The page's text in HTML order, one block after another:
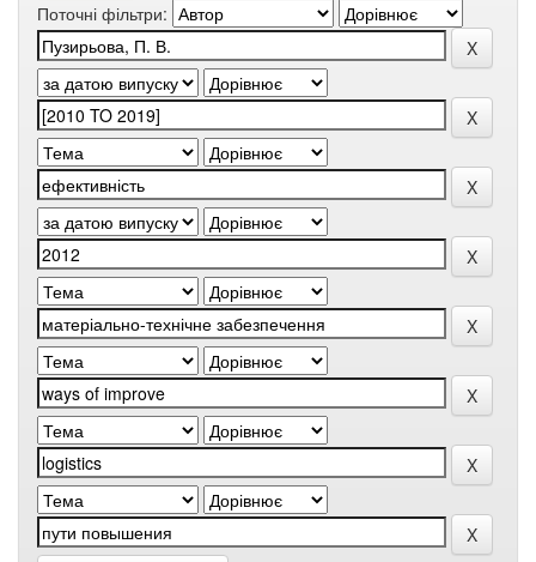
Поточні фільтри: